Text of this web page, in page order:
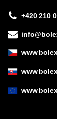
+420 210